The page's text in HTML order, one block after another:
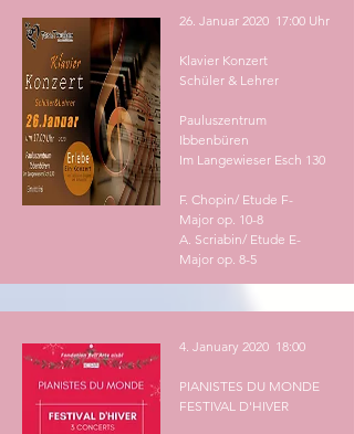
26. Januar 2020 17:00 Uhr
Klavier Konzert
Schüler & Lehrer
Pauluszentrum
Ibbenbüren
Im Langewieser Esch 130
F. Chopin/ Etude F-
Major op. 10-8
A. Scriabin/ Etude E-
Major op. 8-5
4. January 2020 18:00
PIANISTES DU MONDE
FESTIVAL D'HIVER